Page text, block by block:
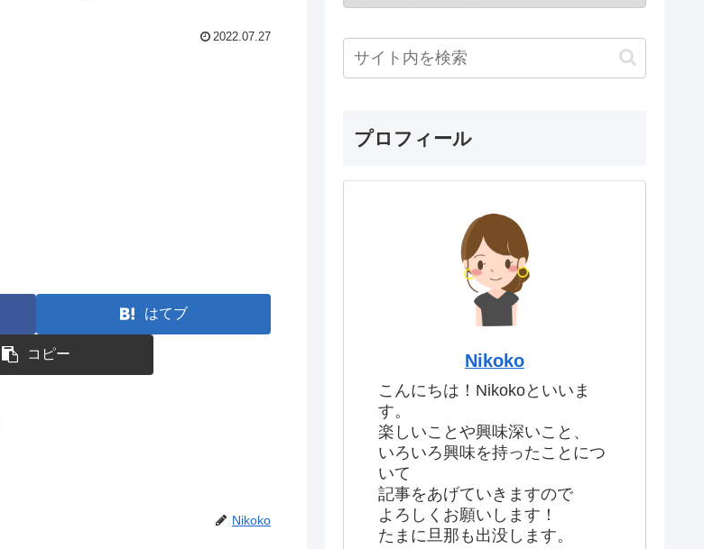
2022.07.27
はてブ
コピー
Nikoko
プロフィール
Nikoko
こんにちは！Nikokoといいま
す。
楽しいことや興味深いこと、
いろいろ興味を持ったことにつ
いて
記事をあげていきますので
よろしくお願いします！
たまに旦那も出没します。